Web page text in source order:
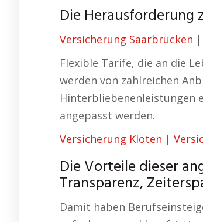
Die Herausforderung
Versicherung Saarbrücken |
Flexible Tarife, die an die
werden von zahlreichen
Hinterbliebenenleistungen
angepasst werden.
Versicherung Kloten |
Die Vorteile dieser
Transparenz,
Damit haben